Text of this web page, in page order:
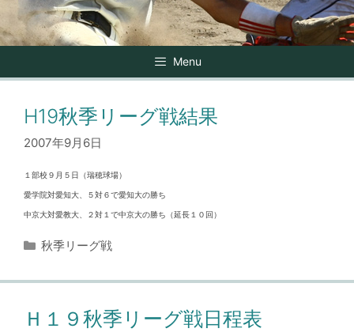
Menu
H19秋季リーグ戦結果
2007年9月6日
１部校９月５日（瑞穂球場）
愛学院対愛知大、５対６で愛知大の勝ち
中京大対愛教大、２対１で中京大の勝ち（延長１０回）
カ
ゴ
ー
秋季リーグ戦
Ｈ１９秋季リーグ戦日程表